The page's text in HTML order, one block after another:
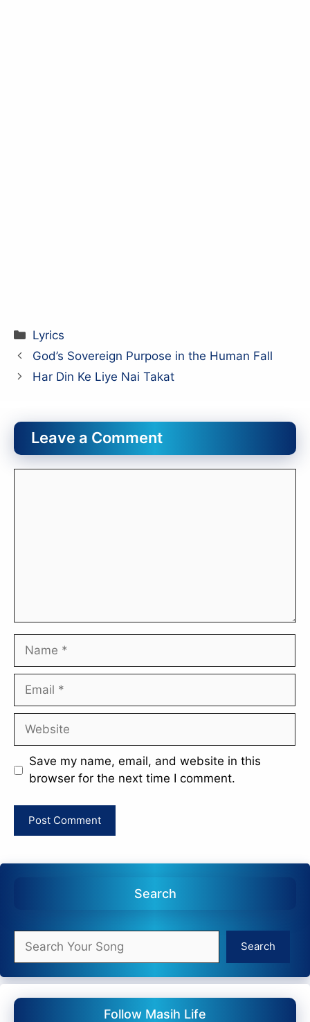
Categories
Lyrics
God’s Sovereign Purpose in the Human Fall
Har Din Ke Liye Nai Takat
Leave a Comment
Name
Email
Website
Save my name, email, and website in this
browser for the next time I comment.
Search
Search
Follow Masih Life